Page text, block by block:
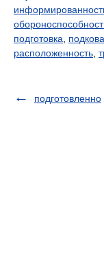
подготовка
расположенность
подготовленно